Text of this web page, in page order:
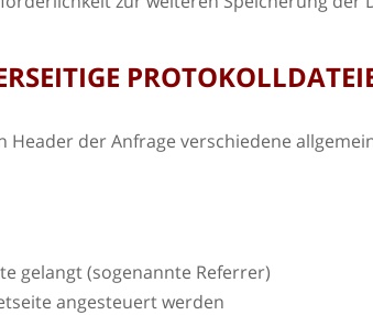
der Anfrage verschiedene
gelangt (sogenannte Referrer)
angesteuert werden